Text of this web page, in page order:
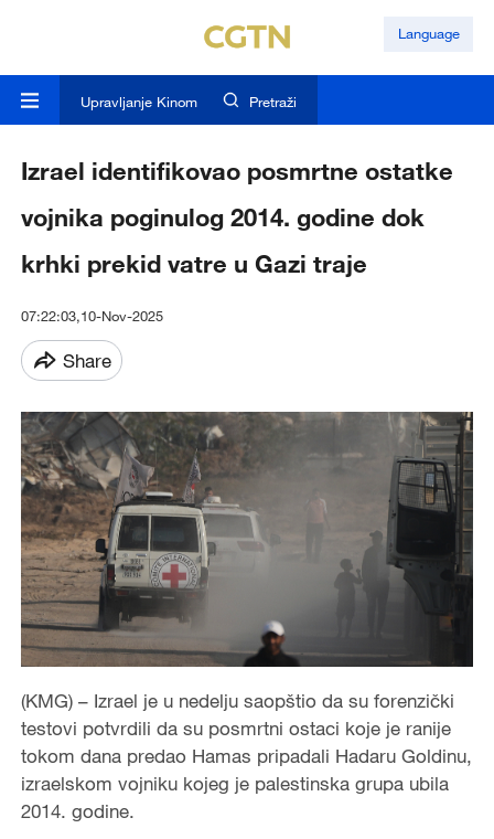
Language
Upravljanje Kinom Pretraži
Izrael identifikovao posmrtne ostatke
vojnika poginulog 2014. godine dok
krhki prekid vatre u Gazi traje
07:22:03,10-Nov-2025
Share
(KMG) – Izrael je u nedelju saopštio da su forenzički
testovi potvrdili da su posmrtni ostaci koje je ranije
tokom dana predao Hamas pripadali Hadaru Goldinu,
izraelskom vojniku kojeg je palestinska grupa ubila
2014. godine.